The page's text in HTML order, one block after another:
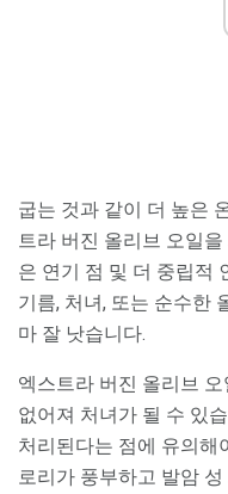
굽는 것과 같이 더 높은
트라 버진 올리브 오일
은 연기 점 및 더 중립적
기름, 처녀, 또는 순수한
마 잘 낫습니다.
엑스트라 버진 올리브
없어져 처녀가 될 수 있
처리된다는 점에 유의해
로리가 풍부하고 발암